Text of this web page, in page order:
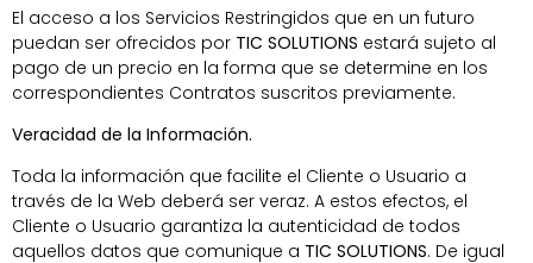
El acceso a los Servicios Restringidos que en un futuro
puedan ser ofrecidos por TIC SOLUTIONS estará sujeto al
pago de un precio en la forma que se determine en los
correspondientes Contratos suscritos previamente.
Veracidad de la Información.
Toda la información que facilite el Cliente o Usuario a
través de la Web deberá ser veraz. A estos efectos, el
Cliente o Usuario garantiza la autenticidad de todos
aquellos datos que comunique a TIC SOLUTIONS. De igual